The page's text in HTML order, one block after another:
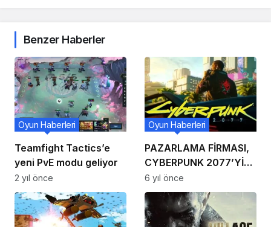
Benzer Haberler
Teamfight Tactics’e
yeni PvE modu geliyor
Oyun Haberleri
2 yıl önce
PAZARLAMA FİRMASI,
CYBERPUNK 2077’Yİ
TANITTIKTAN SONRA
BREZİLYA’DA 75.000
ABD DOLARI PARA
CEZASI ALDI
Oyun Haberleri
6 yıl önce